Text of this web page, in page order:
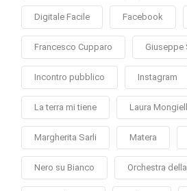
Digitale Facile Facebook
Francesco Cupparo Giuseppe
Incontro pubblico Instagram
La terra mi tiene Laura
Margherita Sarli Matera
Nero su Bianco Orchestra